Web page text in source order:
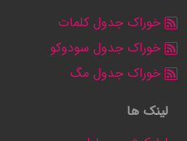
خوراک جدول کلمات
خوراک جدول سودوکو
خوراک جدول مگ
لینک ها